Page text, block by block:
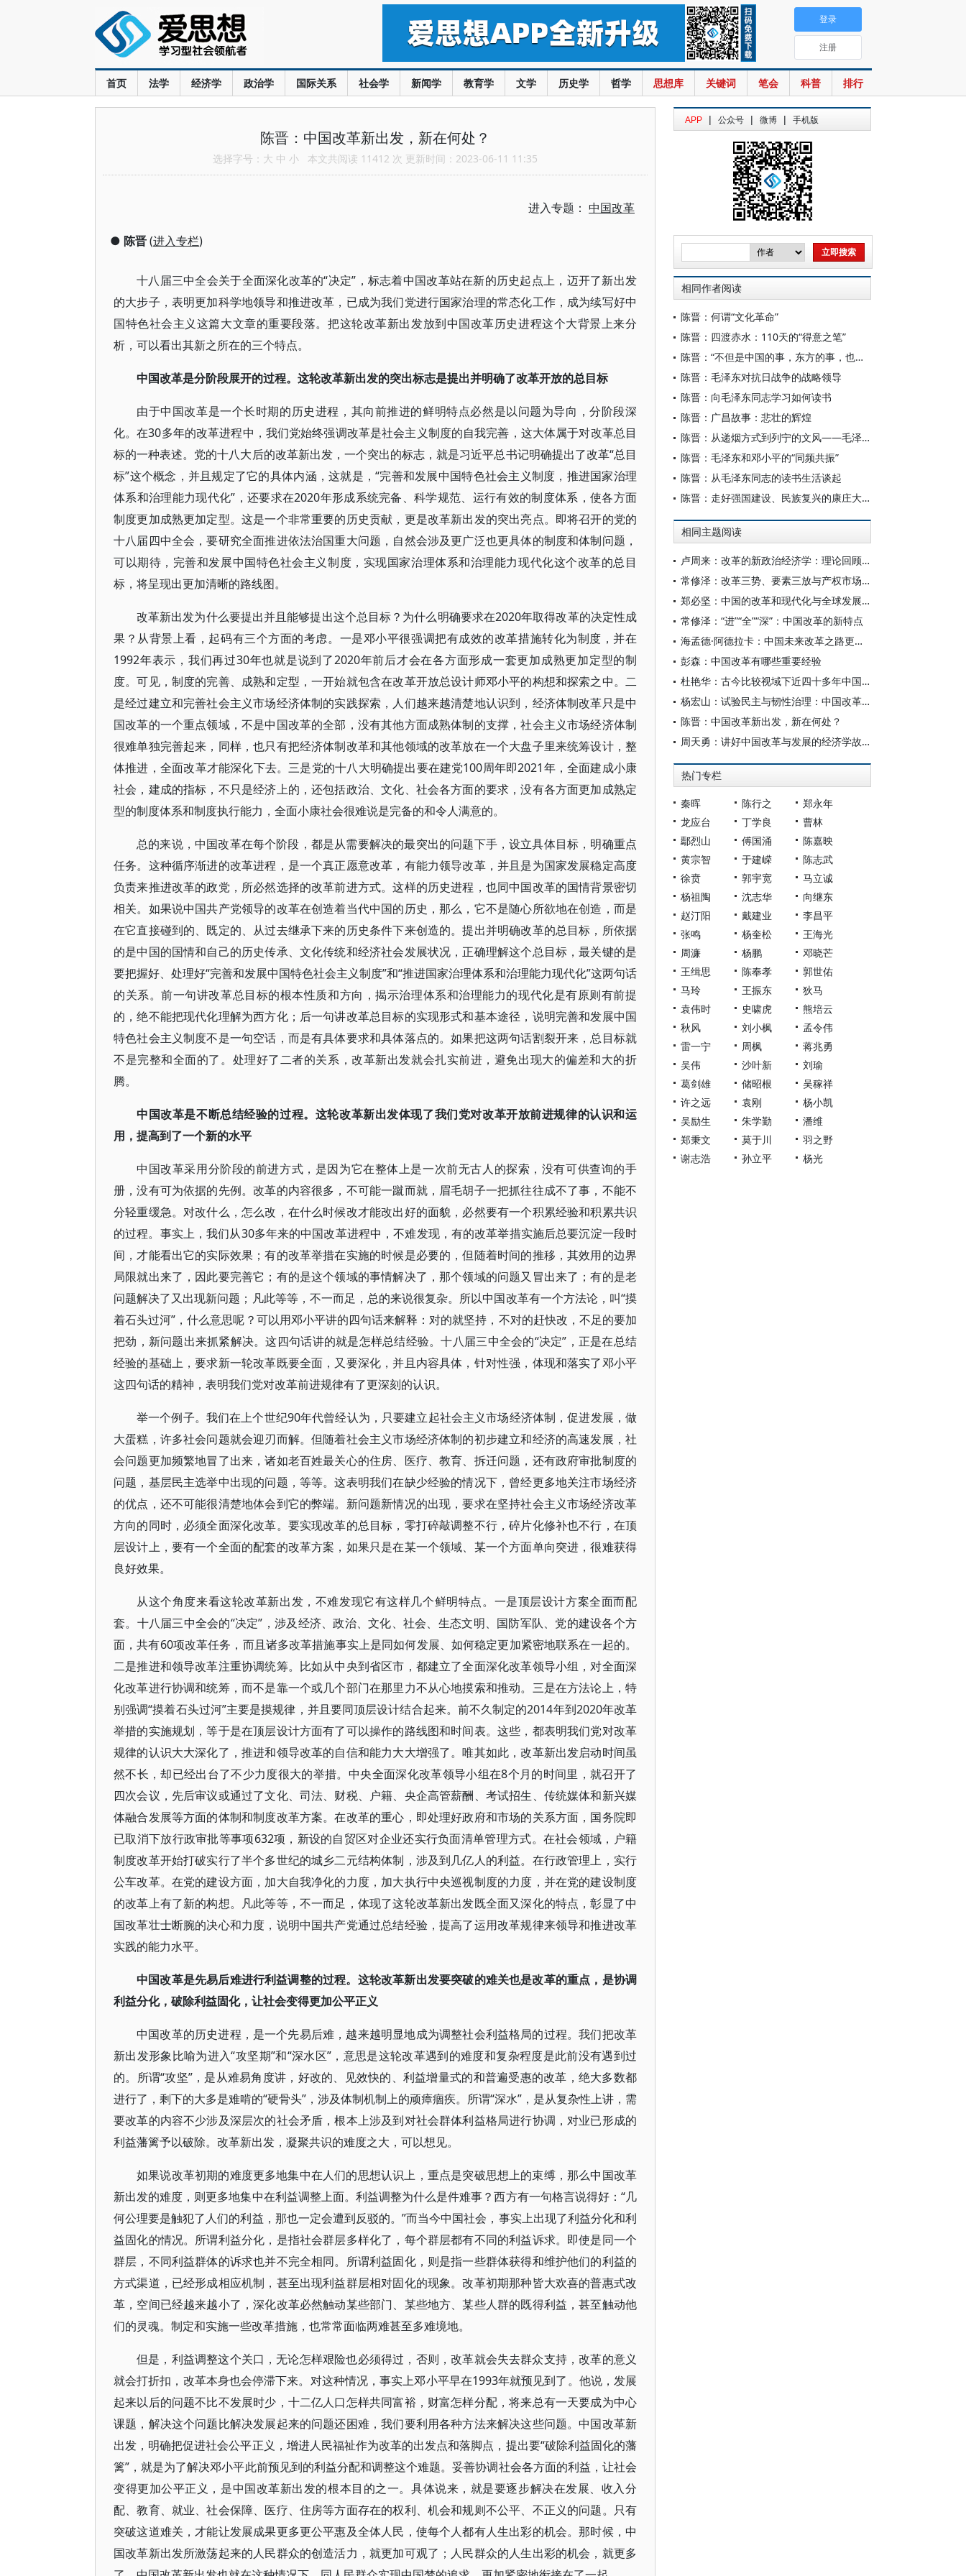
首页 法学 经济学 政治学 国际关系 社会学 新闻学 教育学 文学 历史学 哲学 思想库 关键词 笔会 科普 排行
登录
注册
陈晋：中国改革新出发，新在何处？
选择字号： 大 中 小 本文共阅读 11412 次 更新时间：2023-06-11 11:35
进入专题： 中国改革
● 陈晋(进入专栏)
十八届三中全会关于全面深化改革的“决定”，标志着中国改革站在新的历史起点上，迈开了新出发
的大步子，表明更加科学地领导和推进改革，已成为我们党进行国家治理的常态化工作，成为续写好中
国特色社会主义这篇大文章的重要段落。把这轮改革新出发放到中国改革历史进程这个大背景上来分
析，可以看出其新之所在的三个特点。
中国改革是分阶段展开的过程。这轮改革新出发的突出标志是提出并明确了改革开放的总目标
由于中国改革是一个长时期的历史进程，其向前推进的鲜明特点必然是以问题为导向，分阶段深
化。在30多年的改革进程中，我们党始终强调改革是社会主义制度的自我完善，这大体属于对改革总目
标的一种表述。党的十八大后的改革新出发，一个突出的标志，就是习近平总书记明确提出了改革“总目
标”这个概念，并且规定了它的具体内涵，这就是，“完善和发展中国特色社会主义制度，推进国家治理
体系和治理能力现代化”，还要求在2020年形成系统完备、科学规范、运行有效的制度体系，使各方面
制度更加成熟更加定型。这是一个非常重要的历史贡献，更是改革新出发的突出亮点。即将召开的党的
十八届四中全会，要研究全面推进依法治国重大问题，自然会涉及更广泛也更具体的制度和体制问题，
可以期待，完善和发展中国特色社会主义制度，实现国家治理体系和治理能力现代化这个改革的总目
标，将呈现出更加清晰的路线图。
改革新出发为什么要提出并且能够提出这个总目标？为什么明确要求在2020年取得改革的决定性成
果？从背景上看，起码有三个方面的考虑。一是邓小平很强调把有成效的改革措施转化为制度，并在
1992年表示，我们再过30年也就是说到了2020年前后才会在各方面形成一套更加成熟更加定型的制
度。可见，制度的完善、成熟和定型，一开始就包含在改革开放总设计师邓小平的构想和探索之中。二
是经过建立和完善社会主义市场经济体制的实践探索，人们越来越清楚地认识到，经济体制改革只是中
国改革的一个重点领域，不是中国改革的全部，没有其他方面成熟体制的支撑，社会主义市场经济体制
很难单独完善起来，同样，也只有把经济体制改革和其他领域的改革放在一个大盘子里来统筹设计，整
体推进，全面改革才能深化下去。三是党的十八大明确提出要在建党100周年即2021年，全面建成小康
社会，建成的指标，不只是经济上的，还包括政治、文化、社会各方面的要求，没有各方面更加成熟定
型的制度体系和制度执行能力，全面小康社会很难说是完备的和令人满意的。
总的来说，中国改革在每个阶段，都是从需要解决的最突出的问题下手，设立具体目标，明确重点
任务。这种循序渐进的改革进程，是一个真正愿意改革，有能力领导改革，并且是为国家发展稳定高度
负责来推进改革的政党，所必然选择的改革前进方式。这样的历史进程，也同中国改革的国情背景密切
相关。如果说中国共产党领导的改革在创造着当代中国的历史，那么，它不是随心所欲地在创造，而是
在它直接碰到的、既定的、从过去继承下来的历史条件下来创造的。提出并明确改革的总目标，所依据
的是中国的国情和自己的历史传承、文化传统和经济社会发展状况，正确理解这个总目标，最关键的是
要把握好、处理好“完善和发展中国特色社会主义制度”和“推进国家治理体系和治理能力现代化”这两句话
的关系。前一句讲改革总目标的根本性质和方向，揭示治理体系和治理能力的现代化是有原则有前提
的，绝不能把现代化理解为西方化；后一句讲改革总目标的实现形式和基本途径，说明完善和发展中国
特色社会主义制度不是一句空话，而是有具体要求和具体落点的。如果把这两句话割裂开来，总目标就
不是完整和全面的了。处理好了二者的关系，改革新出发就会扎实前进，避免出现大的偏差和大的折
腾。
中国改革是不断总结经验的过程。这轮改革新出发体现了我们党对改革开放前进规律的认识和运
用，提高到了一个新的水平
中国改革采用分阶段的前进方式，是因为它在整体上是一次前无古人的探索，没有可供查询的手
册，没有可为依据的先例。改革的内容很多，不可能一蹴而就，眉毛胡子一把抓往往成不了事，不能不
分轻重缓急。对改什么，怎么改，在什么时候改才能改出好的面貌，必然要有一个积累经验和积累共识
的过程。事实上，我们从30多年来的中国改革进程中，不难发现，有的改革举措实施后总要沉淀一段时
间，才能看出它的实际效果；有的改革举措在实施的时候是必要的，但随着时间的推移，其效用的边界
局限就出来了，因此要完善它；有的是这个领域的事情解决了，那个领域的问题又冒出来了；有的是老
问题解决了又出现新问题；凡此等等，不一而足，总的来说很复杂。所以中国改革有一个方法论，叫“摸
着石头过河”，什么意思呢？可以用邓小平讲的四句话来解释：对的就坚持，不对的赶快改，不足的要加
把劲，新问题出来抓紧解决。这四句话讲的就是怎样总结经验。十八届三中全会的“决定”，正是在总结
经验的基础上，要求新一轮改革既要全面，又要深化，并且内容具体，针对性强，体现和落实了邓小平
这四句话的精神，表明我们党对改革前进规律有了更深刻的认识。
举一个例子。我们在上个世纪90年代曾经认为，只要建立起社会主义市场经济体制，促进发展，做
大蛋糕，许多社会问题就会迎刃而解。但随着社会主义市场经济体制的初步建立和经济的高速发展，社
会问题更加频繁地冒了出来，诸如老百姓最关心的住房、医疗、教育、拆迁问题，还有政府审批制度的
问题，基层民主选举中出现的问题，等等。这表明我们在缺少经验的情况下，曾经更多地关注市场经济
的优点，还不可能很清楚地体会到它的弊端。新问题新情况的出现，要求在坚持社会主义市场经济改革
方向的同时，必须全面深化改革。要实现改革的总目标，零打碎敲调整不行，碎片化修补也不行，在顶
层设计上，要有一个全面的配套的改革方案，如果只是在某一个领域、某一个方面单向突进，很难获得
良好效果。
从这个角度来看这轮改革新出发，不难发现它有这样几个鲜明特点。一是顶层设计方案全面而配
套。十八届三中全会的“决定”，涉及经济、政治、文化、社会、生态文明、国防军队、党的建设各个方
面，共有60项改革任务，而且诸多改革措施事实上是同如何发展、如何稳定更加紧密地联系在一起的。
二是推进和领导改革注重协调统筹。比如从中央到省区市，都建立了全面深化改革领导小组，对全面深
化改革进行协调和统筹，而不是靠一个或几个部门在那里力不从心地摸索和推动。三是在方法论上，特
别强调“摸着石头过河”主要是摸规律，并且要同顶层设计结合起来。前不久制定的2014年到2020年改革
举措的实施规划，等于是在顶层设计方面有了可以操作的路线图和时间表。这些，都表明我们党对改革
规律的认识大大深化了，推进和领导改革的自信和能力大大增强了。唯其如此，改革新出发启动时间虽
然不长，却已经出台了不少力度很大的举措。中央全面深化改革领导小组在8个月的时间里，就召开了
四次会议，先后审议或通过了文化、司法、财税、户籍、央企高管薪酬、考试招生、传统媒体和新兴媒
体融合发展等方面的体制和制度改革方案。在改革的重心，即处理好政府和市场的关系方面，国务院即
已取消下放行政审批等事项632项，新设的自贸区对企业还实行负面清单管理方式。在社会领域，户籍
制度改革开始打破实行了半个多世纪的城乡二元结构体制，涉及到几亿人的利益。在行政管理上，实行
公车改革。在党的建设方面，加大自我净化的力度，加大执行中央巡视制度的力度，并在党的建设制度
的改革上有了新的构想。凡此等等，不一而足，体现了这轮改革新出发既全面又深化的特点，彰显了中
国改革壮士断腕的决心和力度，说明中国共产党通过总结经验，提高了运用改革规律来领导和推进改革
实践的能力水平。
中国改革是先易后难进行利益调整的过程。这轮改革新出发要突破的难关也是改革的重点，是协调
利益分化，破除利益固化，让社会变得更加公平正义
中国改革的历史进程，是一个先易后难，越来越明显地成为调整社会利益格局的过程。我们把改革
新出发形象比喻为进入“攻坚期”和“深水区”，意思是这轮改革遇到的难度和复杂程度是此前没有遇到过
的。所谓“攻坚”，是从难易角度讲，好改的、见效快的、利益增量式的和普遍受惠的改革，绝大多数都
进行了，剩下的大多是难啃的“硬骨头”，涉及体制机制上的顽瘴痼疾。所谓“深水”，是从复杂性上讲，需
要改革的内容不少涉及深层次的社会矛盾，根本上涉及到对社会群体利益格局进行协调，对业已形成的
利益藩篱予以破除。改革新出发，凝聚共识的难度之大，可以想见。
如果说改革初期的难度更多地集中在人们的思想认识上，重点是突破思想上的束缚，那么中国改革
新出发的难度，则更多地集中在利益调整上面。利益调整为什么是件难事？西方有一句格言说得好：“几
何公理要是触犯了人们的利益，那也一定会遭到反驳的。”而当今中国社会，事实上出现了利益分化和利
益固化的情况。所谓利益分化，是指社会群层多样化了，每个群层都有不同的利益诉求。即使是同一个
群层，不同利益群体的诉求也并不完全相同。所谓利益固化，则是指一些群体获得和维护他们的利益的
方式渠道，已经形成相应机制，甚至出现利益群层相对固化的现象。改革初期那种皆大欢喜的普惠式改
革，空间已经越来越小了，深化改革必然触动某些部门、某些地方、某些人群的既得利益，甚至触动他
们的灵魂。制定和实施一些改革措施，也常常面临两难甚至多难境地。
但是，利益调整这个关口，无论怎样艰险也必须得过，否则，改革就会失去群众支持，改革的意义
就会打折扣，改革本身也会停滞下来。对这种情况，事实上邓小平早在1993年就预见到了。他说，发展
起来以后的问题不比不发展时少，十二亿人口怎样共同富裕，财富怎样分配，将来总有一天要成为中心
课题，解决这个问题比解决发展起来的问题还困难，我们要利用各种方法来解决这些问题。中国改革新
出发，明确把促进社会公平正义，增进人民福祉作为改革的出发点和落脚点，提出要“破除利益固化的藩
篱”，就是为了解决邓小平此前预见到的利益分配和调整这个难题。妥善协调社会各方面的利益，让社会
变得更加公平正义，是中国改革新出发的根本目的之一。具体说来，就是要逐步解决在发展、收入分
配、教育、就业、社会保障、医疗、住房等方面存在的权利、机会和规则不公平、不正义的问题。只有
突破这道难关，才能让发展成果更多更公平惠及全体人民，使每个人都有人生出彩的机会。那时候，中
国改革新出发所激荡起来的人民群众的创造活力，就更加可观了；人民群众的人生出彩的机会，就更多
APP | 公众号 | 微博 | 手机版
相同作者阅读
陈晋：何谓“文化革命”
陈晋：四渡赤水：110天的“得意之笔”
陈晋：“不但是中国的事，东方的事，也是世界的事”——毛泽东在抗日战争中的国际战略视野
陈晋：毛泽东对抗日战争的战略领导
陈晋：向毛泽东同志学习如何读书
陈晋：广昌故事：悲壮的辉煌
陈晋：从递烟方式到列宁的文风——毛泽东谈文风
陈晋：毛泽东和邓小平的“同频共振”
陈晋：从毛泽东同志的读书生活谈起
陈晋：走好强国建设、民族复兴的康庄大道
相同主题阅读
卢周来：改革的新政治经济学：理论回顾与未来发展
常修泽：改革三势、要素三放与产权市场三延论
郑必坚：中国的改革和现代化与全球发展新机遇
常修泽：“进”“全”“深”：中国改革的新特点
海孟德·阿德拉卡：中国未来改革之路更加清晰可见
彭森：中国改革有哪些重要经验
杜艳华：古今比较视域下近四十多年中国改革之特点
杨宏山：试验民主与韧性治理：中国改革的行动逻辑
陈晋：中国改革新出发，新在何处？
周天勇：讲好中国改革与发展的经济学故事
热门专栏
秦晖 陈行之
郑永年
龙应台
丁学良
曹林
鄢烈山
傅国涌
陈嘉映
黄宗智
于建嵘
陈志武
徐贲
郭宇宽
马立诚
杨祖陶
沈志华
向继东
赵汀阳
戴建业
李昌平
张鸣
杨奎松
王海光
周濂
杨鹏
邓晓芒
王缉思
陈奉孝
郭世佑
马玲
王振东
狄马
袁伟时
史啸虎
熊培云
秋风
刘小枫
孟令伟
雷一宁
周枫
蒋兆勇
吴伟
沙叶新
刘瑜
葛剑雄
储昭根
吴稼祥
许之远
袁刚
杨小凯
吴励生
朱学勤
潘维
郑秉文
莫于川
羽之野
谢志浩
孙立平 杨光